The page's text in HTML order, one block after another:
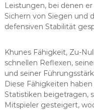
Leistungen, bei denen
Sichern von Siegen und
defensiven Stabilität
Khunes Fähigkeit, Zu-
schnellen Reflexen,
und seiner
Diese Fähigkeiten
Statistiken beigetragen,
Mitspieler gesteigert,